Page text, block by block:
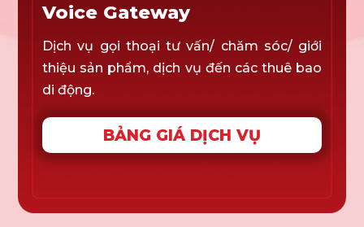
Voice Gateway
Dịch vụ gọi thoại tư vấn/ chăm sóc/ giới
thiệu sản phẩm, dịch vụ đến các thuê bao
di động.
BẢNG GIÁ DỊCH VỤ